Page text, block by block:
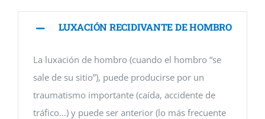
LUXACIÓN RECIDIVANTE DE HOMBRO
La luxación de hombro (cuando el hombro “se
sale de su sitio”), puede producirse por un
traumatismo importante (caída, accidente de
tráfico…) y puede ser anterior (lo más frecuente